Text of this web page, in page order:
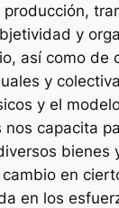
y
así como de
y
y el
nos capacita
bienes
en
en los